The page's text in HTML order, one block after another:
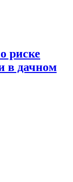
риске
в дачном